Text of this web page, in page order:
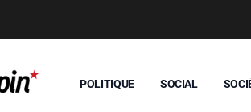
POLITIQUE SOCIAL